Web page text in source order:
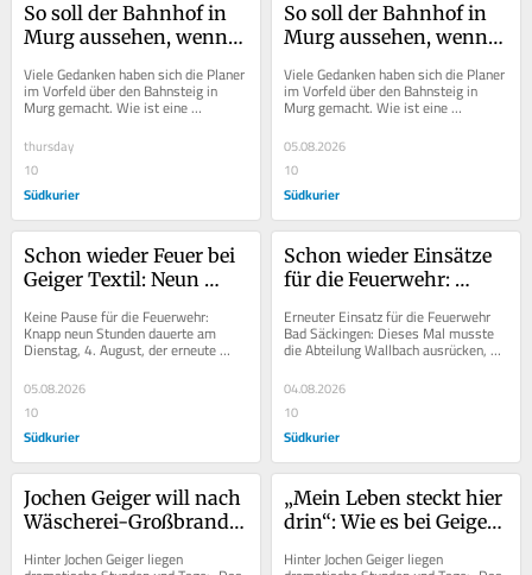
So soll der Bahnhof in
Murg aussehen, wenn
sind
Viele Gedanken haben sich die Planer
im Vorfeld über den Bahnsteig in
Murg gemacht. Wie ist eine
barrierefreie Erschließung möglich?
Eine nicht...
thursday
10
Südkurier
So soll der Bahnhof in
Murg aussehen, wenn
sind
Viele Gedanken haben sich die Planer
im Vorfeld über den Bahnsteig in
Murg gemacht. Wie ist eine
barrierefreie Erschließung möglich?
Eine nicht...
05.08.2026
10
Südkurier
Schon wieder Feuer bei
Geiger Textil: Neun
Glut im Dach der
Wäscherei
Keine Pause für die Feuerwehr:
Knapp neun Stunden dauerte am
Dienstag, 4. August, der erneute
Einsatz bei Textil Geiger. Mit sechs
Fahrzeugen und 30...
05.08.2026
10
Südkurier
Schon wieder Einsätze
für die Feuerwehr:
ein Kleingärtner
Grüngut
Erneuter Einsatz für die Feuerwehr
Bad Säckingen: Dieses Mal musste
die Abteilung Wallbach ausrücken,
denn die hohen Temperaturen halten
die...
04.08.2026
10
Südkurier
Jochen Geiger will nach
Wäscherei-Großbrand
kämpfen: „Mein Leben
Hinter Jochen Geiger liegen
„Mein Leben steckt hier
drin“: Wie es bei Geiger
weitergeht
Hinter Jochen Geiger liegen